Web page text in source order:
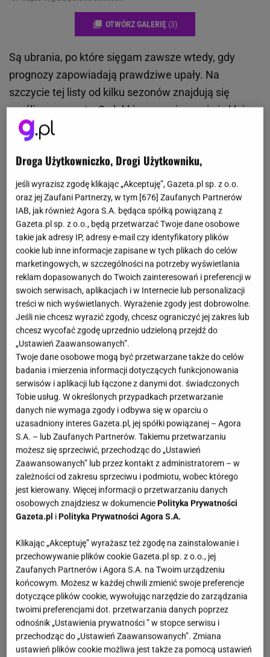
OTWÓRZ GALERIĘ (3)
Są ubrania, po które sięgam zawsze wtedy, gdy
prognozy zapowiadają prawdziwe upały. Na
szczycie tej listy od kilku sezonów znajdują się
muślinowe szorty. Są lekkie, przewiewne i nie kleją
się do skóry nawet wtedy, gdy temperatura
przekracza 30 stopni. Nic dziwnego, że zarówno
Sinsay, jak i Reserved mocno postawiły na ten fason.
Co więcej, podczas letnich wyprzedaży ceny
zaczynają się już od 22,99 zł, dlatego to świetny
moment na zakupy.
Czytaj też:Rossmann wyprzedaje perfumy YSL z
dużym rabatem. W Hebe Si od Armaniego też taniej
Droga Użytkowniczko, Drogi Użytkowniku,
jeśli wyrazisz zgodę klikając „Akceptuję”, Gazeta.pl sp. z o.o.
oraz jej Zaufani Partnerzy, w tym [676] Zaufanych Partnerów
IAB, jak również Agora S.A. będąca spółką powiązaną z
Gazeta.pl sp. z o.o., będą przetwarzać Twoje dane osobowe
takie jak adresy IP, adresy e-mail czy identyfikatory plików
cookie lub inne informacje zapisane w tych plikach do celów
marketingowych, w szczególności na potrzeby wyświetlania
reklam dopasowanych do Twoich zainteresowań i preferencji w
swoich serwisach, aplikacjach i w Internecie lub personalizacji
treści w nich wyświetlanych. Wyrażenie zgody jest dobrowolne.
Jeśli nie chcesz wyrazić zgody, chcesz ograniczyć jej zakres lub
chcesz wycofać zgodę uprzednio udzieloną przejdź do
„Ustawień Zaawansowanych”.
Twoje dane osobowe mogą być przetwarzane także do celów
badania i mierzenia informacji dotyczących funkcjonowania
serwisów i aplikacji lub łączone z danymi dot. świadczonych
Tobie usług. W określonych przypadkach przetwarzanie
danych nie wymaga zgody i odbywa się w oparciu o
uzasadniony interes Gazeta.pl, jej spółki powiązanej – Agora
S.A. – lub Zaufanych Partnerów. Takiemu przetwarzaniu
możesz się sprzeciwić, przechodząc do „Ustawień
Zaawansowanych” lub przez kontakt z administratorem – w
zależności od zakresu sprzeciwu i podmiotu, wobec którego
jest kierowany. Więcej informacji o przetwarzaniu danych
osobowych znajdziesz w dokumenciePolityka Prywatności
Gazeta.pl iPolityka Prywatności Agora S.A.
Klikając „Akceptuję” wyrażasz też zgodę na zainstalowanie i
przechowywanie plików cookie Gazeta.pl sp. z o.o., jej
Zaufanych Partnerów i Agora S.A. na Twoim urządzeniu
końcowym. Możesz w każdej chwili zmienić swoje preferencje
dotyczące plików cookie, wywołując narzędzie do zarządzania
twoimi preferencjami dot. przetwarzania danych poprzez
odnośnik „Ustawienia prywatności ” w stopce serwisu i
przechodząc do „Ustawień Zaawansowanych”. Zmiana
ustawień plików cookie możliwa jest także za pomocą ustawień